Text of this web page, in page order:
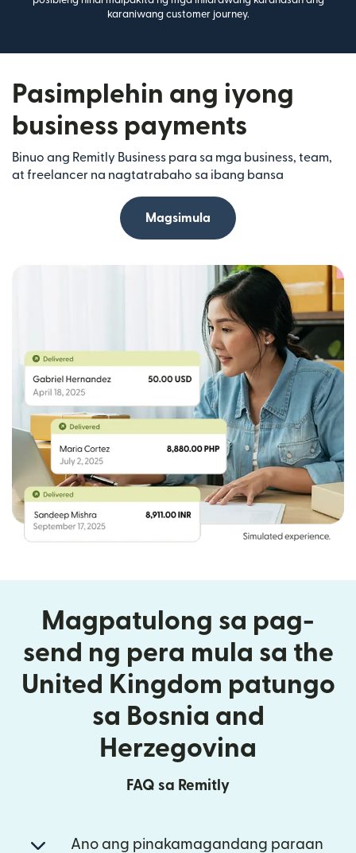
karaniwang customer journey.
Pasimplehin ang iyong
business payments
Binuo ang Remitly Business para sa mga business, team,
at freelancer na nagtatrabaho sa ibang bansa
Magsimula
Magpatulong sa pag-
send ng pera mula sa the
United Kingdom patungo
sa Bosnia and
Herzegovina
FAQ sa Remitly
Ano ang pinakamagandang paraan